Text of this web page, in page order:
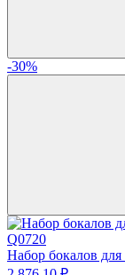
-30%
Q0720
Набор бокалов